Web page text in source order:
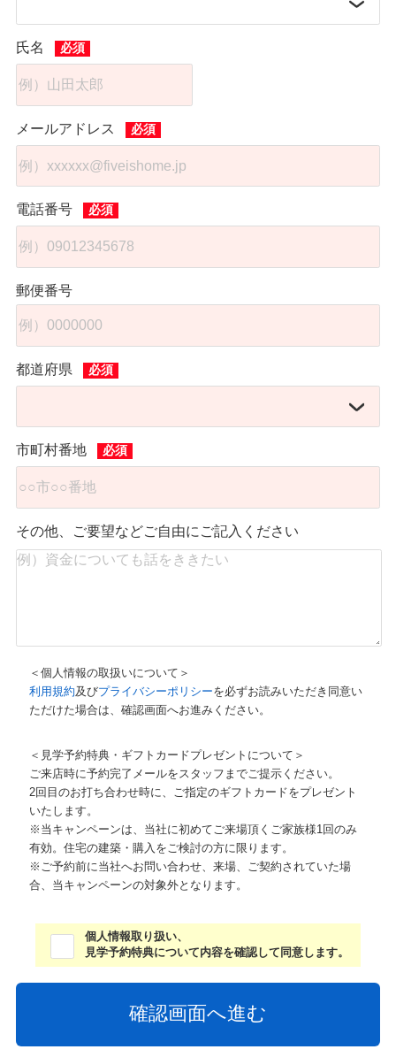
氏名
メールアドレス
電話番号
郵便番号
都道府県
市町村番地
その他、ご要望などご自由にご記入ください
＜個人情報の取扱いについて＞
利用規約及びプライバシーポリシーを必ずお読みいただき同意い
ただけた場合は、確認画面へお進みください。
＜見学予約特典・ギフトカードプレゼントについて＞
ご来店時に予約完了メールをスタッフまでご提示ください。
2回目のお打ち合わせ時に、ご指定のギフトカードをプレゼント
いたします。
※当キャンペーンは、当社に初めてご来場頂くご家族様1回のみ
有効。住宅の建築・購入をご検討の方に限ります。
※ご予約前に当社へお問い合わせ、来場、ご契約されていた場
合、当キャンペーンの対象外となります。
個人情報取り扱い、
見学予約特典について内容を確認して同意します。